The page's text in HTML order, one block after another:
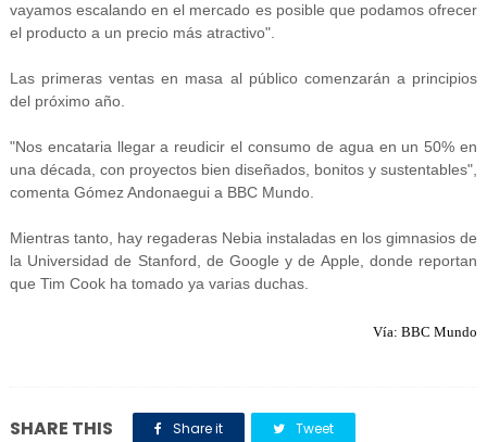
vayamos escalando en el mercado es posible que podamos ofrecer
el producto a un precio más atractivo".
Las primeras ventas en masa al público comenzarán a principios
del próximo año.
"Nos encataria llegar a reudicir el consumo de agua en un 50% en
una década, con proyectos bien diseñados, bonitos y sustentables",
comenta Gómez Andonaegui a BBC Mundo.
Mientras tanto, hay regaderas Nebia instaladas en los gimnasios de
la Universidad de Stanford, de Google y de Apple, donde reportan
que Tim Cook ha tomado ya varias duchas.
Vía: BBC Mundo
SHARE THIS Share it Tweet